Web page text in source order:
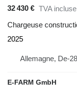
32 430 € TVA incluse
Chargeuse
2025
Allemagne, De-
E-FARM GmbH